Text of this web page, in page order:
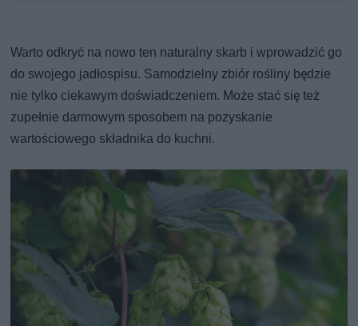
Warto odkryć na nowo ten naturalny skarb i wprowadzić go
do swojego jadłospisu. Samodzielny zbiór rośliny będzie
nie tylko ciekawym doświadczeniem. Może stać się też
zupełnie darmowym sposobem na pozyskanie
wartościowego składnika do kuchni.